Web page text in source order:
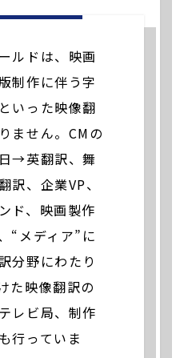
ルドは、映画
制作に伴う字
いった映像翻
ません。CMの
→英翻訳、舞
訳、企業VP、
ド、映画製作
“メディア”に
分野にわたり
た映像翻訳の
レビ局、制作
行っていま